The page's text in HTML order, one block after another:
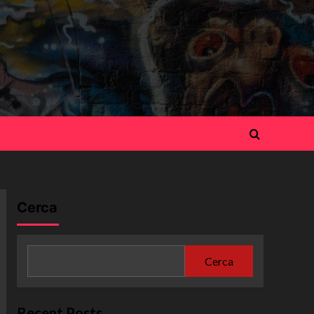
Cerca
Cerca